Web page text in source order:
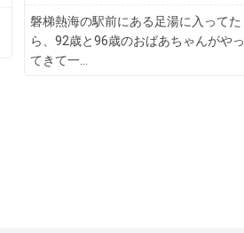
磐梯熱海の駅前にある足湯に入ってた
ら、92歳と96歳のおばあちゃんがやっ
てきて一